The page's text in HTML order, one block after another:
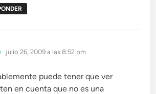
dice:
julio 26, 2009 a las 8:52 pm
puede tener que ver
en cuenta que no es una